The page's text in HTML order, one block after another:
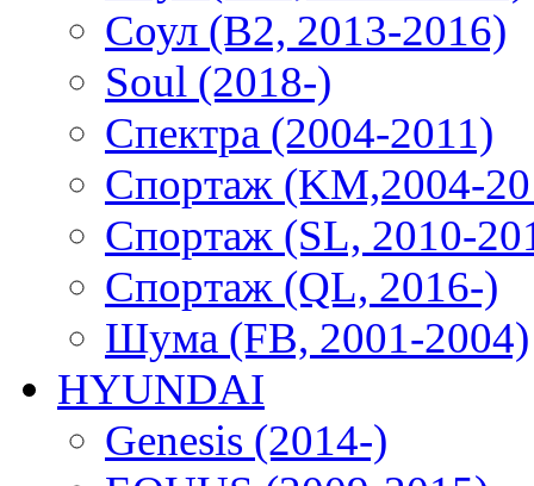
Соул (B2, 2013-2016)
Soul (2018-)
Спектра (2004-2011)
Спортаж (KM,2004-
Спортаж (SL, 2010-
Спортаж (QL, 2016-)
Шума (FB, 2001-2004)
HYUNDAI
Genesis (2014-)